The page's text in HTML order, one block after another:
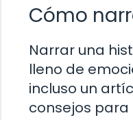
Cómo
Narrar una
lleno de
incluso un
consejos